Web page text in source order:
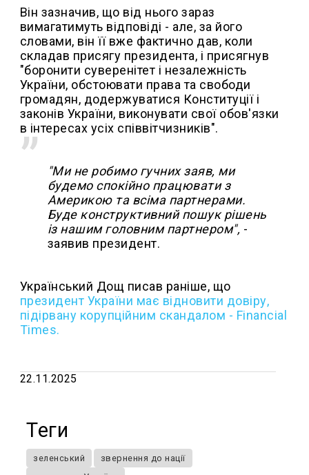
Він зазначив, що від нього зараз
вимагатимуть відповіді - але, за його
словами, він її вже фактично дав, коли
складав присягу президента, і присягнув
"боронити суверенітет і незалежність
України, обстоювати права та свободи
громадян, додержуватися Конституції і
законів України, виконувати свої обов'язки
в інтересах усіх співвітчизників".
"Ми не робимо гучних заяв, ми
будемо спокійно працювати з
Америкою та всіма партнерами.
Буде конструктивний пошук рішень
із нашим головним партнером", -
заявив президент.
Український Дощ писав раніше, що
президент України має відновити довіру,
підірвану корупційним скандалом - Financial
Times.
22.11.2025
Теги
зеленський
звернення до нації